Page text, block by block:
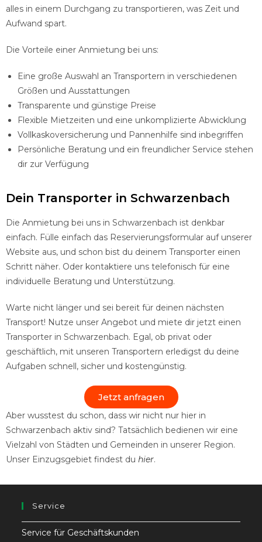
alles in einem Durchgang zu transportieren, was Zeit und
Aufwand spart.
Die Vorteile einer Anmietung bei uns:
Eine große Auswahl an Transportern in verschiedenen
Größen und Ausstattungen
Transparente und günstige Preise
Flexible Mietzeiten und eine unkomplizierte Abwicklung
Vollkaskoversicherung und Pannenhilfe sind inbegriffen
Persönliche Beratung und ein freundlicher Service stehen
dir zur Verfügung
Dein Transporter in Schwarzenbach
Die Anmietung bei uns in Schwarzenbach ist denkbar
einfach. Fülle einfach das Reservierungsformular auf unserer
Website aus, und schon bist du deinem Transporter einen
Schritt näher. Oder kontaktiere uns telefonisch für eine
individuelle Beratung und Unterstützung.
Warte nicht länger und sei bereit für deinen nächsten
Transport! Nutze unser Angebot und miete dir jetzt einen
Transporter in Schwarzenbach. Egal, ob privat oder
geschäftlich, mit unseren Transportern erledigst du deine
Aufgaben schnell, sicher und kostengünstig.
Jetzt anfragen
Aber wusstest du schon, dass wir nicht nur hier in
Schwarzenbach aktiv sind? Tatsächlich bedienen wir eine
Vielzahl von Städten und Gemeinden in unserer Region.
Unser Einzugsgebiet findest du hier.
Service
Service für Geschäftskunden